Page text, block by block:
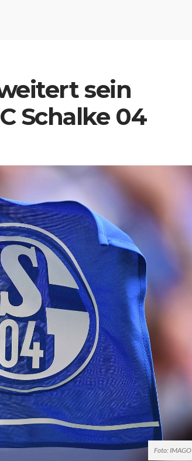
sein
Schalke 04
Foto: IMAGO